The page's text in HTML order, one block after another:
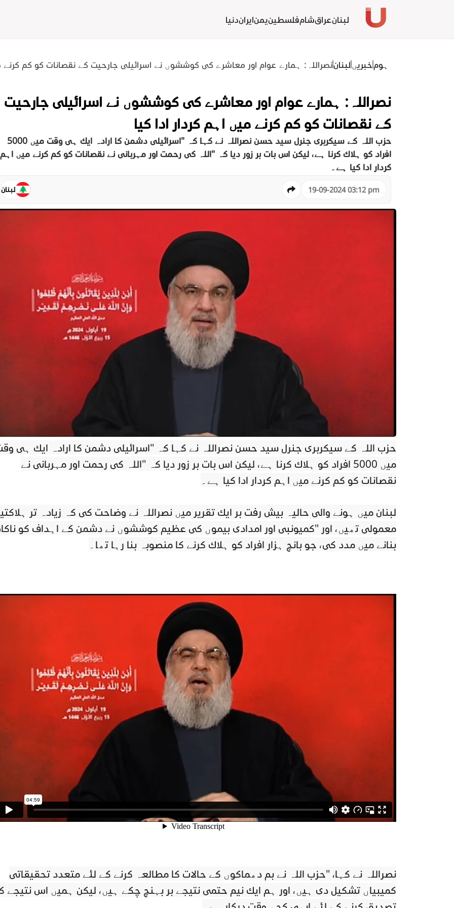
لبنانعراقشامفلسطينیمنايراندنیا
ہومخبریںلبناننصراللہ: ہمارے عوام اور معاشرے کی کوششوں نے اسرائیلی جارحیت کے نقصانات کو کم کرنے
نصراللہ: ہمارے عوام اور معاشرے کی کوششوں نے اسرائیلی جارحیت
کے نقصانات کو کم کرنے میں اہم کردار ادا کیا
حزب اللہ کے سیکرٹری جنرل سید حسن نصراللہ نے کہا کہ "اسرائیلی دشمن کا ارادہ ایک ہی وقت میں 5000
افراد کو ہلاک کرنا ہے، لیکن اس بات پر زور دیا کہ "اللہ کی رحمت اور مہربانی نے نقصانات کو کم کرنے میں اہم
کردار ادا کیا ہے۔
19-09-2024 03:12 pm لبنان
حزب اللہ کے سیکرٹری جنرل سید حسن نصراللہ نے کہا کہ "اسرائیلی دشمن کا ارادہ ایک ہی
میں 5000 افراد کو ہلاک کرنا ہے، لیکن اس بات پر زور دیا کہ "اللہ کی رحمت اور مہربانی نے
نقصانات کو کم کرنے میں اہم کردار ادا کیا ہے۔
لبنان میں ہونے والی حالیہ پیش رفت پر ایک تقریر میں نصراللہ نے وضاحت کی کہ زیادہ تر
معمولی تھیں، اور "کمیونٹی اور امدادی ٹیموں کی عظیم کوششوں نے دشمن کے اہداف کو
بنانے میں مدد کی، جو پانچ ہزار افراد کو ہلاک کرنے کا منصوبہ بنا رہا تھا۔
نصراللہ نے کہا، "حزب اللہ نے بم دھماکوں کے حالات کا مطالعہ کرنے کے لئے متعدد تحقیقاتی
کمیٹیاں تشکیل دی ہیں، اور ہم ایک نیم حتمی نتیجے پر پہنچ چکے ہیں، لیکن ہمیں اس نتیجے